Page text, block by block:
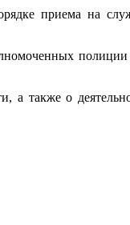
приема на
полиции
а также о